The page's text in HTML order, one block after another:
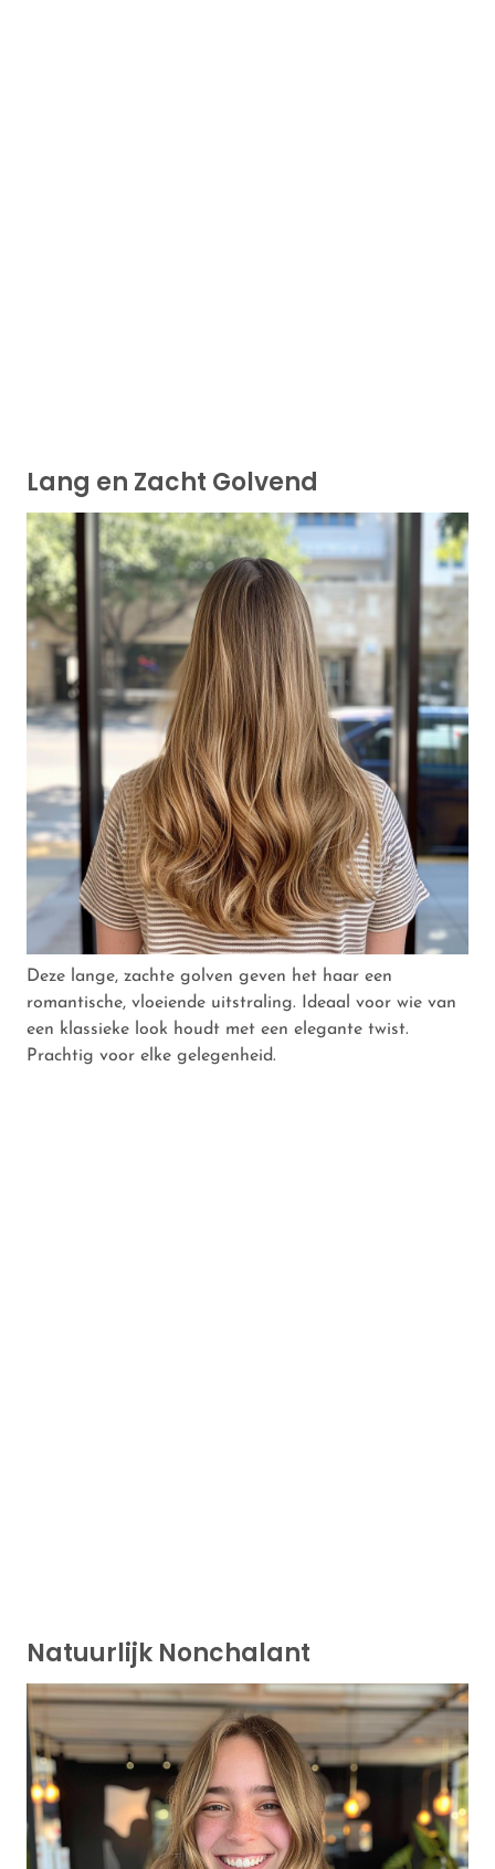
Lang en Zacht Golvend
Deze lange, zachte golven geven het haar een
romantische, vloeiende uitstraling. Ideaal voor wie van
een klassieke look houdt met een elegante twist.
Prachtig voor elke gelegenheid.
Natuurlijk Nonchalant